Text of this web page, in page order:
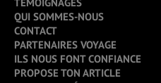
TÉMOIGNAGES
QUI SOMMES-NOUS
CONTACT
PARTENAIRES VOYAGE
ILS NOUS FONT CONFIANCE
PROPOSE TON ARTICLE